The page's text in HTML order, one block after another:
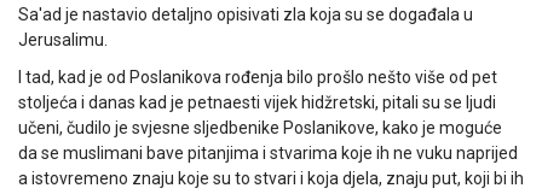
Sa'ad je nastavio detaljno opisivati zla koja su se događala u
Jerusalimu.
I tad, kad je od Poslanikova rođenja bilo prošlo nešto više od pet
stoljeća i danas kad je petnaesti vijek hidžretski, pitali su se ljudi
učeni, čudilo je svjesne sljedbenike Poslanikove, kako je moguće
da se muslimani bave pitanjima i stvarima koje ih ne vuku naprijed
a istovremeno znaju koje su to stvari i koja djela, znaju put, koji bi ih